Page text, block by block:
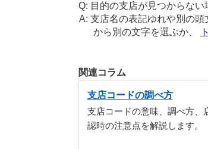
目的の支店が見つからな
支店名の表記ゆれや別の
から別の文字を選ぶか、
関連コラム
支店コードの調べ方
支店コードの意味、調べ方、
認時の注意点を解説します。